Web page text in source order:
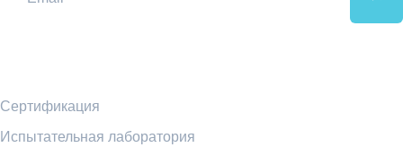
Сертификация
Испытательная лаборатория